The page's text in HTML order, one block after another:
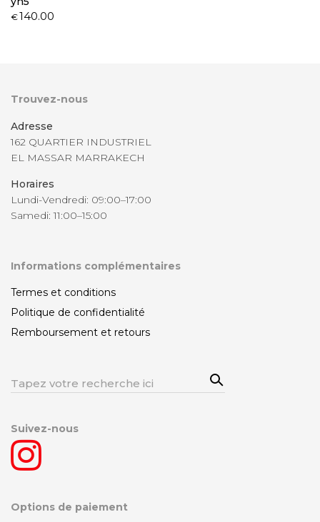
€140.00
Trouvez-nous
Adresse
162 QUARTIER INDUSTRIEL
EL MASSAR MARRAKECH
Horaires
Lundi-Vendredi: 09:00–17:00
Samedi: 11:00–15:00
Informations complémentaires
Termes et conditions
Politique de confidentialité
Remboursement et retours
Rechercher:
Sea
rch
Suivez-nous
Options de paiement